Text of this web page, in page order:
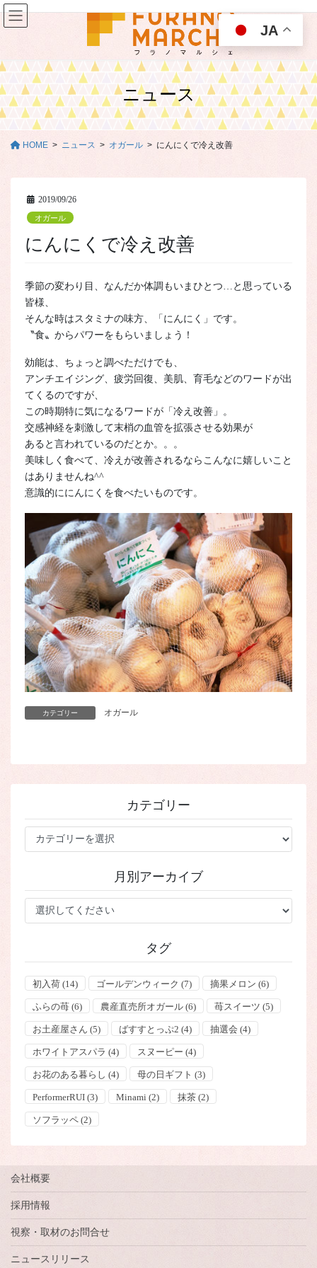
コ
ン
ツ
移
動
ナ
ビ
シ
ン
に
ニュース
HOME ニュース オガール にんにくで冷え改善
2019/09/26
オガール
にんにくで冷え改善
季節の変わり目、なんだか体調もいまひとつ…と思っている
皆様、
そんな時はスタミナの味方、「にんにく」です。
〝食〟からパワーをもらいましょう！
効能は、ちょっと調べただけでも、
アンチエイジング、疲労回復、美肌、育毛などのワードが出
てくるのですが、
この時期特に気になるワードが「冷え改善」。
交感神経を刺激して末梢の血管を拡張させる効果が
あると言われているのだとか。。。
美味しく食べて、冷えが改善されるならこんなに嬉しいこと
はありませんね^^
意識的ににんにくを食べたいものです。
カテゴリー オガール
カテゴリー
ー
月別アーカイブ
タグ
初入荷(14) ゴールデンウィーク (7) 摘果メロン (6)
ふらの苺(6) 農産直売所オガール(6) 苺スイーツ (5)
お土産屋さん (5) ばすすとっぷ2 (4) 抽選会 (4)
ホワイトアスパラ (4) スヌーピー (4)
お花のある暮らし (4) 母の日ギフト (3)
PerformerRUI(3) Minami (2) 抹茶(2)
ソフラッペ(2)
会社概要
採用情報
視察・取材のお問合せ
ニュースリリース
JA